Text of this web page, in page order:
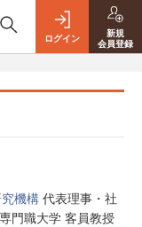
ログイン
新規
会員登録
機構 代表理事・社
門職大学 客員教授